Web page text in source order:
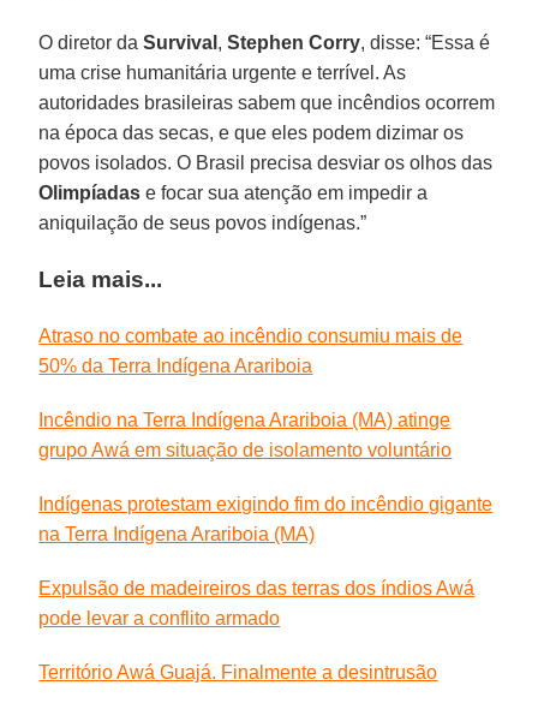
O diretor daSurvival ,Stephen Corry, disse: “Essa é
uma crise humanitária urgente e terrível. As
autoridades brasileiras sabem que incêndios ocorrem
na época das secas, e que eles podem dizimar os
povos isolados. O Brasil precisa desviar os olhos das
Olimpíadas e focar sua atenção em impedir a
aniquilação de seus povos indígenas.”
Leia mais...
Atraso no combate ao incêndio consumiu mais de
50% da Terra Indígena Arariboia
Incêndio na Terra Indígena Arariboia (MA) atinge
grupo Awá em situação de isolamento voluntário
Indígenas protestam exigindo fim do incêndio gigante
na Terra Indígena Arariboia (MA)
Expulsão de madeireiros das terras dos índios Awá
pode levar a conflito armado
Território Awá Guajá. Finalmente a desintrusão